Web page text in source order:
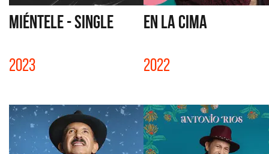
MIÉNTELE - SINGLE
2023
EN LA CIMA
2022